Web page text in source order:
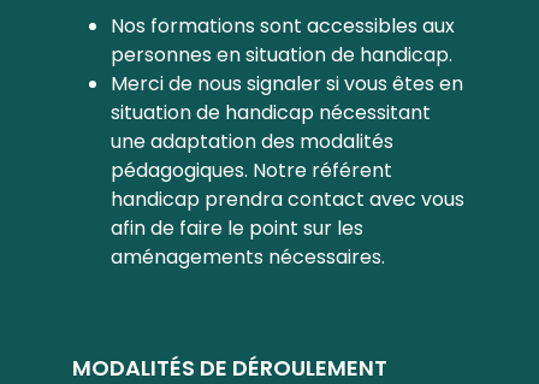
Nos formations sont accessibles aux
personnes en situation de handicap.
Merci de nous signaler si vous êtes en
situation de handicap nécessitant
une adaptation des modalités
pédagogiques. Notre référent
handicap prendra contact avec vous
afin de faire le point sur les
aménagements nécessaires.
MODALITÉS DE DÉROULEMENT